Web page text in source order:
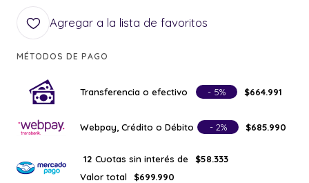
Agregar a la lista de favoritos
MÉTODOS DE PAGO
Transferencia o efectivo - 5% $664.991
Webpay, Crédito o Débito - 2% $685.990
12 Cuotas sin interés de
$58.333
Valor total
$699.990